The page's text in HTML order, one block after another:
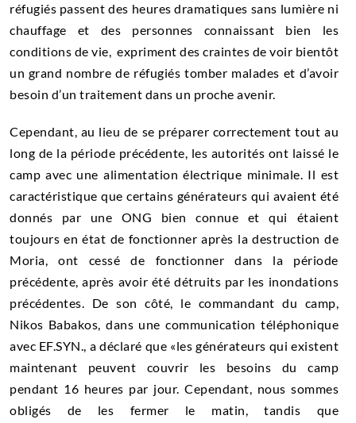
réfugiés passent des heures dramatiques sans lumière ni
chauffage et des personnes connaissant bien les
conditions de vie, expriment des craintes de voir bientôt
un grand nombre de réfugiés tomber malades et d’avoir
besoin d’un traitement dans un proche avenir.
Cependant, au lieu de se préparer correctement tout au
long de la période précédente, les autorités ont laissé le
camp avec une alimentation électrique minimale. Il est
caractéristique que certains générateurs qui avaient été
donnés par une ONG bien connue et qui étaient
toujours en état de fonctionner après la destruction de
Moria, ont cessé de fonctionner dans la période
précédente, après avoir été détruits par les inondations
précédentes. De son côté, le commandant du camp,
Nikos Babakos, dans une communication téléphonique
avec EF.SYN., a déclaré que «les générateurs qui existent
maintenant peuvent couvrir les besoins du camp
pendant 16 heures par jour. Cependant, nous sommes
obligés de les fermer le matin, tandis que